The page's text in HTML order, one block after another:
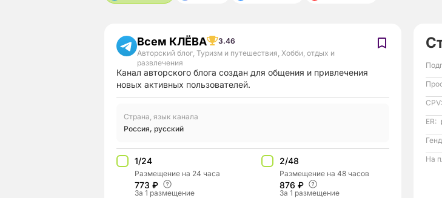
Всем КЛЁВА
3.46
Авторский блог, Туризм и путешествия, Хобби, отдых и
развлечения
Канал авторского блога создан для общения и привлечения
новых активных пользователей.
Страна, язык канала
Россия, русский
1/24
Размещение на 24 часа
773 ₽
За 1 размещение
2/48
Размещение на 48 часов
876 ₽
За 1 размещение
CPV:
ER:
На